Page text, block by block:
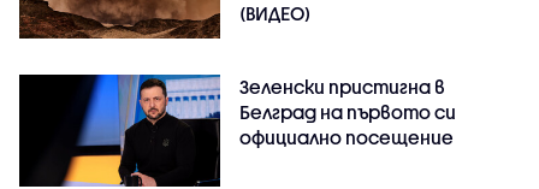
(ВИДЕО)
Зеленски пристигна в
Белград на първото си
официално посещение